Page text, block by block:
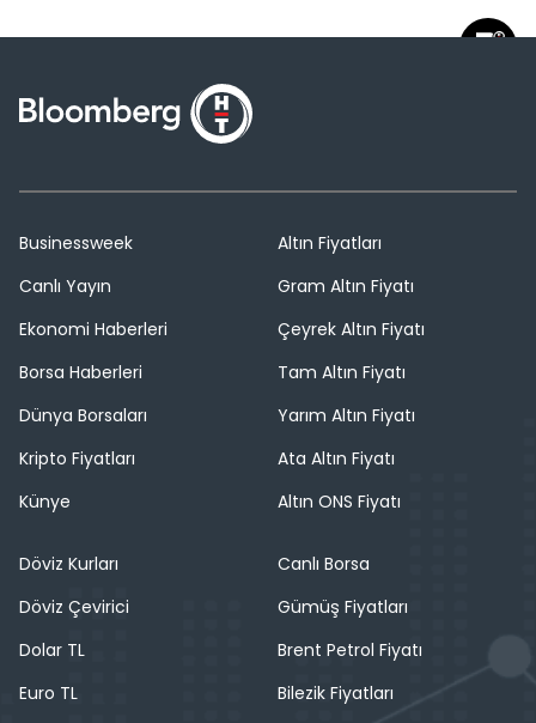
Businessweek
Canlı Yayın
Ekonomi Haberleri
Borsa Haberleri
Dünya Borsaları
Kripto Fiyatları
Künye
Altın Fiyatları
Gram Altın Fiyatı
Çeyrek Altın Fiyatı
Tam Altın Fiyatı
Yarım Altın Fiyatı
Ata Altın Fiyatı
Altın ONS Fiyatı
Döviz Kurları
Döviz Çevirici
Dolar TL
Euro TL
Canlı Borsa
Gümüş Fiyatları
Brent Petrol Fiyatı
Bilezik Fiyatları